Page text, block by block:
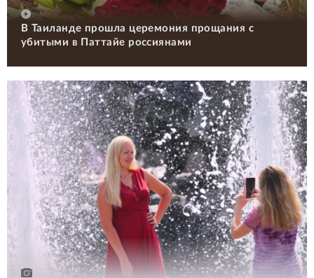
В Таиланде прошла церемония прощания с
убитыми в Паттайе россиянами